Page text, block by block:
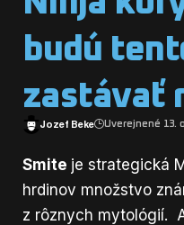
budú
zastávať
Jozef Beke Uverejnené 13.
Smite je strategická
hrdinov množstvo
z rôznych mytológií.